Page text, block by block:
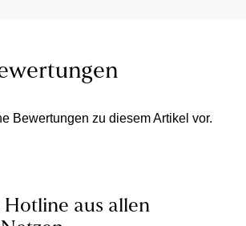
Bewertungen zu diesem Artikel vor.
Hotline aus allen